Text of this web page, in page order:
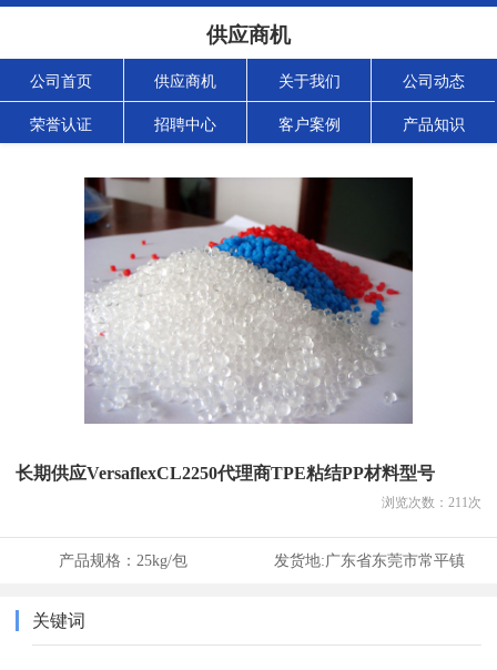
供应商机
公司首页 供应商机 关于我们 公司动态
荣誉认证 招聘中心 客户案例 产品知识
长期供应VersaflexCL2250代理商TPE粘结PP材料型号
浏览次数： 211次
产品规格： 25kg/包 发货地:广东省东莞市常平镇
关键词